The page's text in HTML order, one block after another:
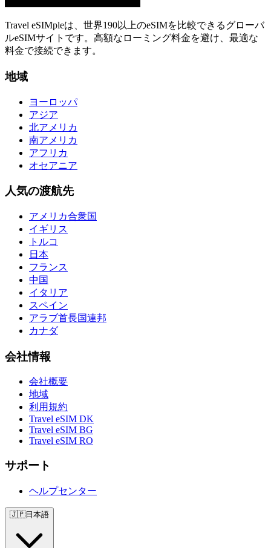
Travel eSIMpleは、世界190以上のeSIMを比較できるグローバ
ルeSIMサイトです。高額なローミング料金を避け、最適な
料金で接続できます。
地域
ヨーロッパ
アジア
北アメリカ
南アメリカ
アフリカ
オセアニア
人気の渡航先
アメリカ合衆国
イギリス
トルコ
日本
フランス
中国
イタリア
スペイン
アラブ首長国連邦
カナダ
会社情報
会社概要
地域
利用規約
Travel eSIM DK
Travel eSIM BG
Travel eSIM RO
サポート
ヘルプセンター
🇯🇵日本語